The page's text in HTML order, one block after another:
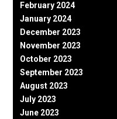
February 2024
January 2024
December 2023
November 2023
October 2023
September 2023
August 2023
July 2023
June 2023